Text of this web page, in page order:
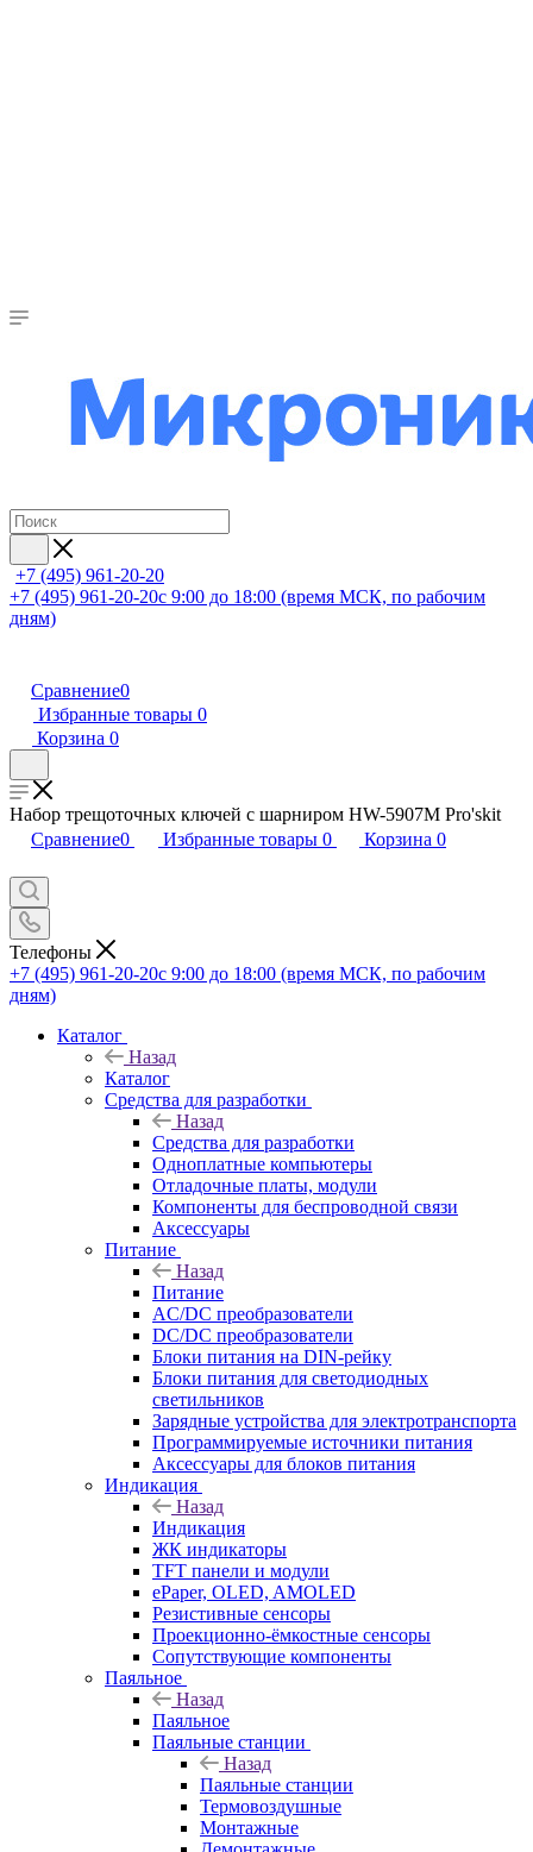
+7 (495) 961-20-20
+7 (495) 961-20-20с 9:00 до 18:00 (время МСК, по рабочим
дням)
Сравнение0
Избранные товары 0
Корзина 0
Набор трещоточных ключей с шарниром HW-5907M Pro'skit
Сравнение0 Избранные товары 0 Корзина 0
Телефоны
+7 (495) 961-20-20с 9:00 до 18:00 (время МСК, по рабочим
дням)
Каталог
Назад
Каталог
Средства для разработки
Назад
Средства для разработки
Одноплатные компьютеры
Отладочные платы, модули
Компоненты для беспроводной связи
Аксессуары
Питание
Назад
Питание
AC/DC преобразователи
DC/DC преобразователи
Блоки питания на DIN-рейку
Блоки питания для светодиодных
светильников
Зарядные устройства для электротранспорта
Программируемые источники питания
Аксессуары для блоков питания
Индикация
Назад
Индикация
ЖК индикаторы
TFT панели и модули
ePaper, OLED, AMOLED
Резистивные сенсоры
Проекционно-ёмкостные сенсоры
Сопутствующие компоненты
Паяльное
Назад
Паяльное
Паяльные станции
Назад
Паяльные станции
Термовоздушные
Монтажные